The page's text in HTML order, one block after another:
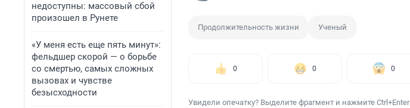
недоступны: массовый сбой
произошел в Рунете
«У меня есть еще пять минут»:
фельдшер скорой — о борьбе
со смертью, самых сложных
вызовах и чувстве
безысходности
Продолжительность жизни Ученый
0 0 0
Увидели опечатку? Выделите фрагмент и нажмите Ctrl+Enter